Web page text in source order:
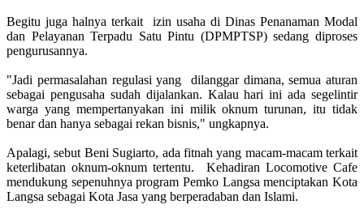
Begitu juga halnya terkait izin usaha di Dinas Penanaman Modal
dan Pelayanan Terpadu Satu Pintu (DPMPTSP) sedang diproses
pengurusannya.
"Jadi permasalahan regulasi yang dilanggar dimana, semua aturan
sebagai pengusaha sudah dijalankan. Kalau hari ini ada segelintir
warga yang mempertanyakan ini milik oknum turunan, itu tidak
benar dan hanya sebagai rekan bisnis," ungkapnya.
Apalagi, sebut Beni Sugiarto, ada fitnah yang macam-macam terkait
keterlibatan oknum-oknum tertentu. Kehadiran Locomotive Cafe
mendukung sepenuhnya program Pemko Langsa menciptakan Kota
Langsa sebagai Kota Jasa yang berperadaban dan Islami.